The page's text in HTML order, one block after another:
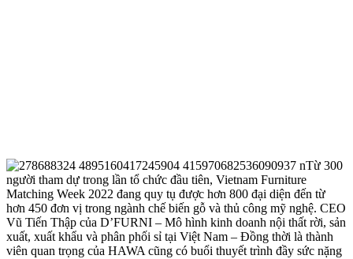
Từ 300
người tham dự trong lần tổ chức đầu tiên, Vietnam Furniture
Matching Week 2022 đang quy tụ được hơn 800 đại diện đến từ
hơn 450 đơn vị trong ngành chế biến gỗ và thủ công mỹ nghệ. CEO
Vũ Tiến Thập của D’FURNI – Mô hình kinh doanh nội thất rời, sản
xuất, xuất khẩu và phân phối sỉ tại Việt Nam – Đồng thời là thành
viên quan trọng của HAWA cũng có buổi thuyết trình đầy sức nặng